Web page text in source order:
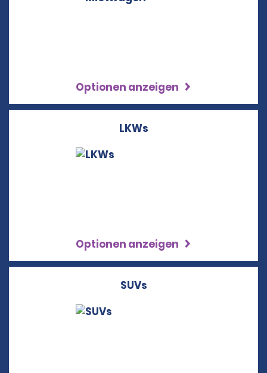
Optionen anzeigen
LKWs
Optionen anzeigen
SUVs